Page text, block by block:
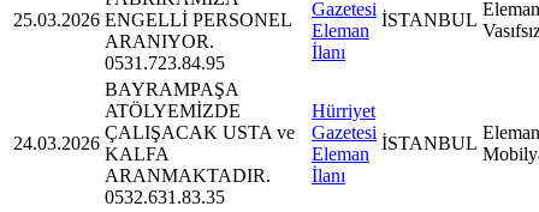
25.03.2026 ENGELLİ PERSONEL
ARANIYOR.
0531.723.84.95
Gazetesi
Eleman
İlanı
İSTANBUL
24.03.2026
BAYRAMPAŞA
ATÖLYEMİZDE
ÇALIŞACAK USTA ve
KALFA
ARANMAKTADIR.
0532.631.83.35
Hürriyet
Gazetesi
Eleman
İlanı
İSTANBUL